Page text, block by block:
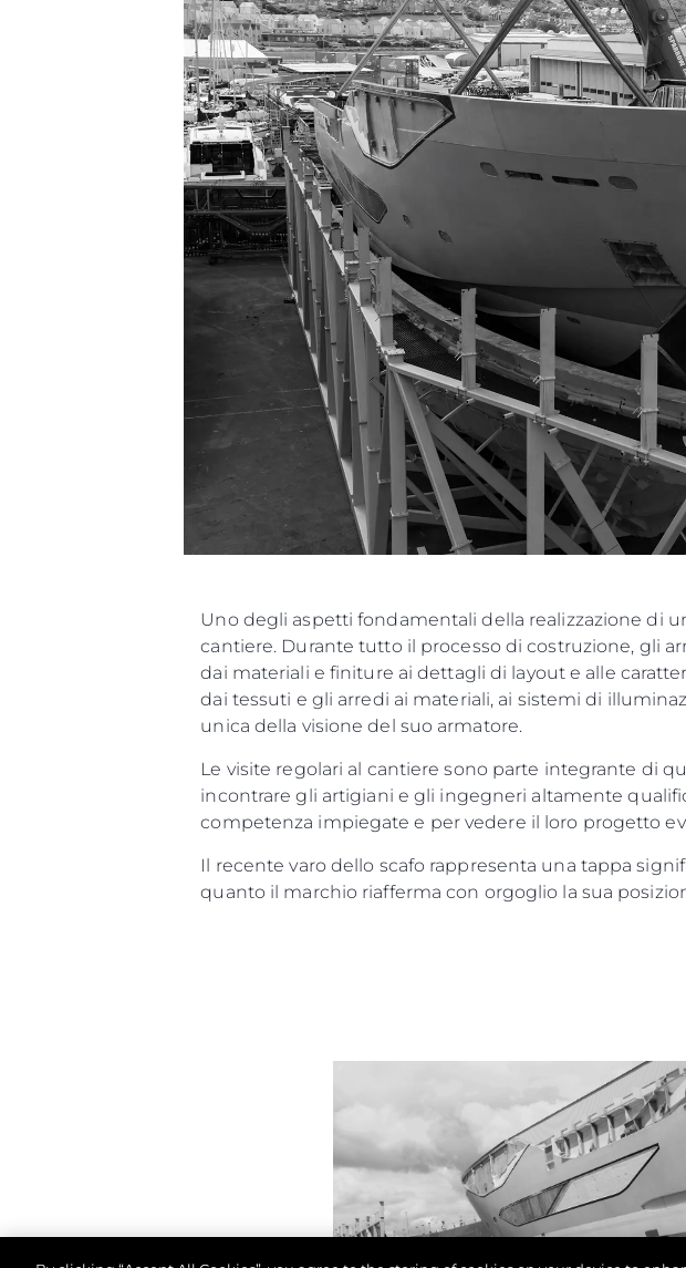
Uno degli aspetti fondamentali della realizzazione di
cantiere. Durante tutto il processo di costruzione, gli
dai materiali e finiture ai dettagli di layout e alle
dai tessuti e gli arredi ai materiali, ai sistemi di
unica della visione del suo armatore.
Le visite regolari al cantiere sono parte integrante di
incontrare gli artigiani e gli ingegneri altamente
competenza impiegate e per vedere il loro progetto
Il recente varo dello scafo rappresenta una tappa
quanto il marchio riafferma con orgoglio la sua
Informazioni
Mappa Del Sito
Contatti
Cookies